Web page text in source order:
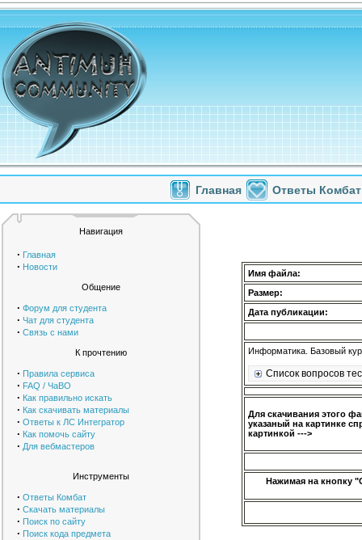
Главная Ответы Комбат
Навигация
· Главная
· Новости
Общение
· Форум для студента
· Чат для студента
· Связь с нами
К прочтению
· Правила сервиса
· FAQ / ЧаВО
· Как правильно искать
· Как скачивать материалы
· Ответы к ЛС Интегратор
· Как помочь сайту
· Для вебмастеров
Инструменты
· Ответы Комбат
· Скачать материалы
· Поиск по сайту
· Поиск кода предмета
Имя файла:
Размер:
Дата публикации:
Информатика. Базовый
Список вопросов
Для скачивания этого
указаный на картинке
картинкой --->
Нажимая на кнопку